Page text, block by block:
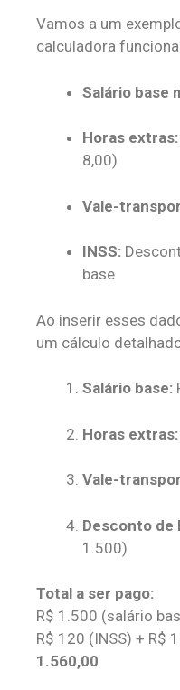
Vamos a um
calculadora
Salário base
Horas extras:
8,00)
Vale-
INSS:
base
Ao inserir esses
um cálculo
Salário base:
Horas extras:
Vale-
Desconto de
1.500)
Total a ser pago:
R$ 1.500 (salário
R$ 120 (INSS) + R$
1.560,00